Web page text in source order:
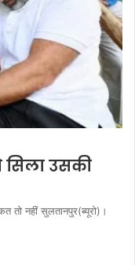
सिला उसकी
तो नहीं सुलतानपुर(ब्यूरो)।